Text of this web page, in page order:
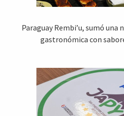
Paraguay Rembi’u, sumó una
gastronómica con